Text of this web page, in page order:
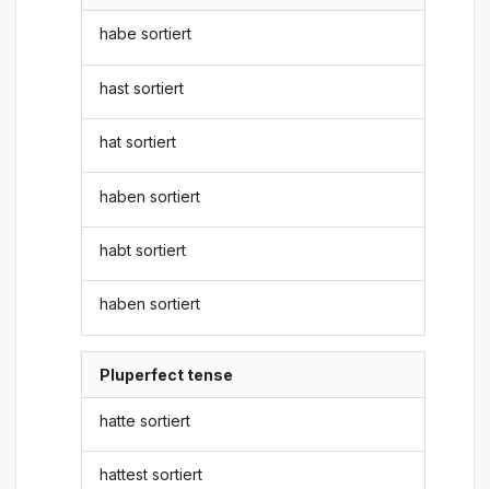
habe sortiert
hast sortiert
hat sortiert
haben sortiert
habt sortiert
haben sortiert
Pluperfect tense
hatte sortiert
hattest sortiert